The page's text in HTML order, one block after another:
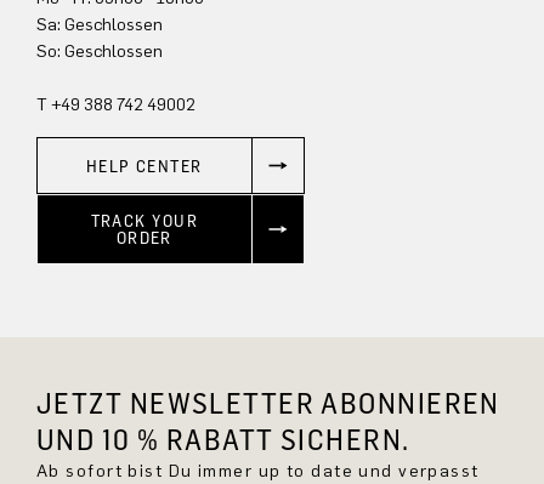
Sa: Geschlossen
So: Geschlossen
T +49 388 742 49002
HELP CENTER
TRACK YOUR
ORDER
JETZT NEWSLETTER ABONNIEREN
UND 10 % RABATT SICHERN.
Ab sofort bist Du immer up to date und verpasst